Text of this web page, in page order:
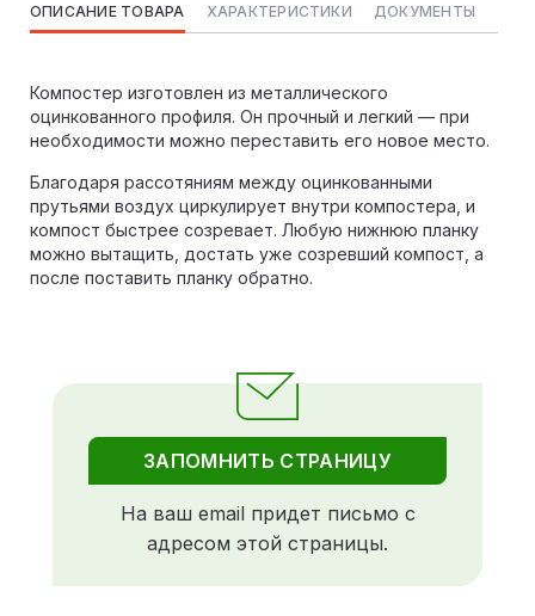
ОПИСАНИЕ ТОВАРА ХАРАКТЕРИСТИКИ ДОКУМЕНТЫ
Компостер изготовлен из металлического
оцинкованного профиля. Он прочный и легкий — при
необходимости можно переставить его новое место.
Благодаря рассотяниям между оцинкованными
прутьями воздух циркулирует внутри компостера, и
компост быстрее созревает. Любую нижнюю планку
можно вытащить, достать уже созревший компост, а
после поставить планку обратно.
ЗАПОМНИТЬ СТРАНИЦУ
На ваш email придет письмо с
адресом этой страницы.